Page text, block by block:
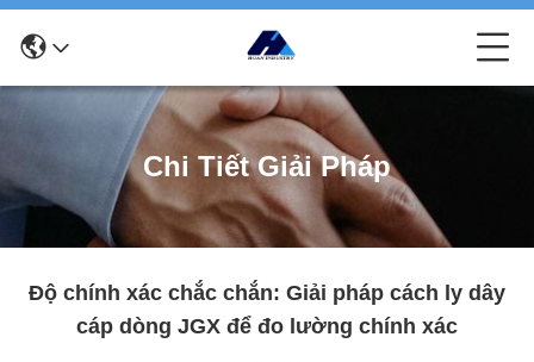
Chi Tiết Giải Pháp
Độ chính xác chắc chắn: Giải pháp cách ly dây
cáp dòng JGX để đo lường chính xác